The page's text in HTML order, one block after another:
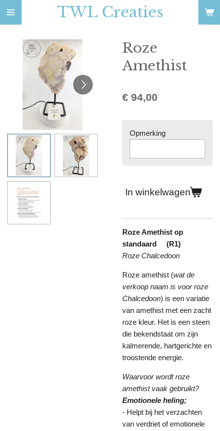
Ga
hoofdinhoud
TWL Creaties
Roze
Amethist
€ 94,00
Opmerking
In winkelwagen
Roze Amethist op
standaard (R1)
Roze Chalcedoon
Roze amethist (wat de
verkoop naam is voor roze
Chalcedoon) is een variatie
van amethist met een zacht
roze kleur. Het is een steen
die bekendstaat om zijn
kalmerende, hartgerichte en
troostende energie.
Waarvoor wordt roze
amethist vaak gebruikt?
Emotionele heling;
- Helpt bij het verzachten
van verdriet of emotionele